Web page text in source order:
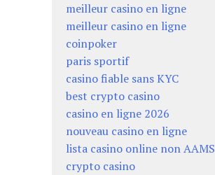
meilleur casino en ligne
meilleur casino en ligne
coinpoker
paris sportif
casino fiable sans KYC
best crypto casino
casino en ligne 2026
nouveau casino en ligne
lista casino online non AAMS
crypto casino